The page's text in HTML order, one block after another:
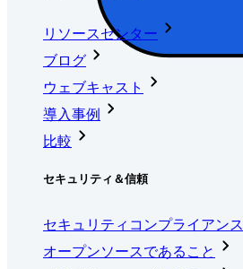
リソースセンター
ブログ
ウェブキャスト
導入事例
比較
セキュリティ＆信頼
セキュリティコンプライアンス
オープンソースであること